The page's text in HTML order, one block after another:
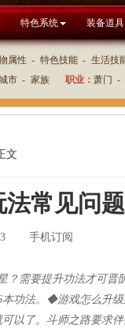
特色系统 装备道具
属性 - 特色技能 - 生活技
市 - 家族 职业： 萧门 -
文
常见问
手机订阅
？需要提升功法才可晋
功法。◆游戏怎么升
以了。斗师之路要求